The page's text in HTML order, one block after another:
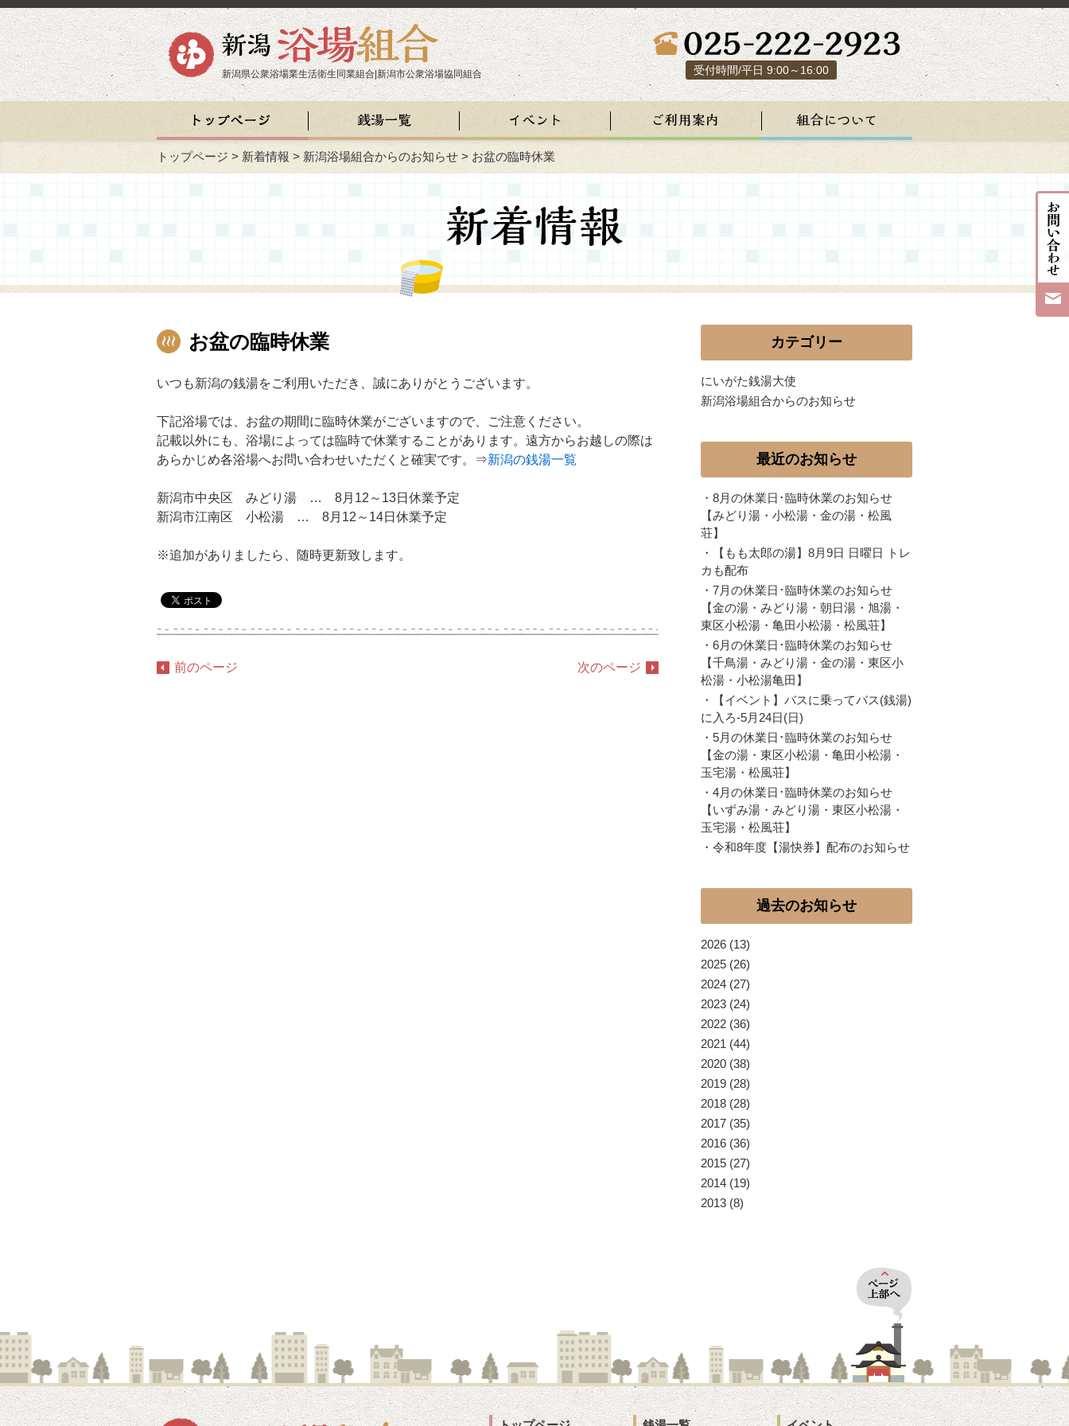
新潟県公衆浴場業生活衛生同業組合|新潟市公衆浴場協同組合 受付時間/平日 9:00～16:00
トップページ >新着情報 >新潟浴場組合からのお知らせ > お盆の臨時休業
お盆の臨時休業
いつも新潟の銭湯をご利用いただき、誠にありがとうございます。
下記浴場では、お盆の期間に臨時休業がございますので、ご注意ください。
記載以外にも、浴場によっては臨時で休業することがあります。遠方からお越しの際は
あらかじめ各浴場へお問い合わせいただくと確実です。⇒新潟の銭湯一覧
新潟市中央区 みどり湯 … 8月12～13日休業予定
新潟市江南区 小松湯 … 8月12～14日休業予定
※追加がありましたら、随時更新致します。
前のページ 次のページ
カテゴリー
にいがた銭湯大使
新潟浴場組合からのお知らせ
最近のお知らせ
・ 8月の休業日･臨時休業のお知らせ
【みどり湯・小松湯・金の湯・松風
荘】
・
【もも太郎の湯】8月9日 日曜日 トレ
カも配布
・ 7月の休業日･臨時休業のお知らせ
【金の湯・みどり湯・朝日湯・旭湯・
東区小松湯・亀田小松湯・松風荘】
・ 6月の休業日･臨時休業のお知らせ
【千鳥湯・みどり湯・金の湯・東区小
松湯・小松湯亀田】
・
【イベント】バスに乗ってバス(銭湯)
に入ろ-5月24日(日)
・ 5月の休業日･臨時休業のお知らせ
【金の湯・東区小松湯・亀田小松湯・
玉宅湯・松風荘】
・ 4月の休業日･臨時休業のお知らせ
【いずみ湯・みどり湯・東区小松湯・
玉宅湯・松風荘】
・ 令和8年度【湯快券】配布のお知らせ
過去のお知らせ
2026 (13)
2025 (26)
2024 (27)
2023 (24)
2022 (36)
2021 (44)
2020 (38)
2019 (28)
2018 (28)
2017 (35)
2016 (36)
2015 (27)
2014 (19)
2013 (8)